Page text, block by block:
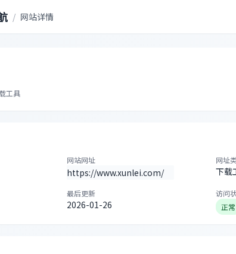
/ 网站详情
工具
网站网址
https://www.xunlei.com/
网址
下载
最后更新
2026-01-26
访问
正常